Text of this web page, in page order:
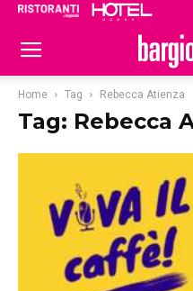
Home Tag Rebecca Atienza
Tag: Rebecca